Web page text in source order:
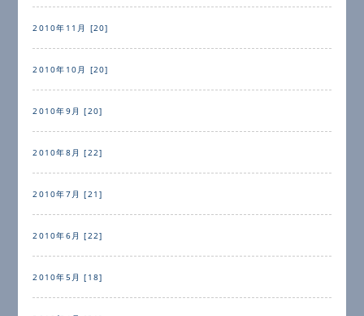
2010年11月 [20]
2010年10月 [20]
2010年9月 [20]
2010年8月 [22]
2010年7月 [21]
2010年6月 [22]
2010年5月 [18]